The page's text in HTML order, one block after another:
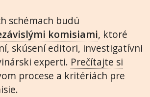
schémach budú
komisiami, ktoré
skúsení editori, investigatívni
experti. Prečítajte si
procese a kritériách pre